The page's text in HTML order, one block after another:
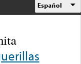
Español